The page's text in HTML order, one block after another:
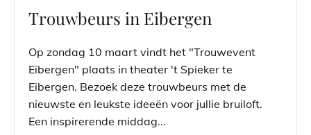
Trouwbeurs in Eibergen
Op zondag 10 maart vindt het "Trouwevent
Eibergen" plaats in theater 't Spieker te
Eibergen. Bezoek deze trouwbeurs met de
nieuwste en leukste ideeën voor jullie bruiloft.
Een inspirerende middag...